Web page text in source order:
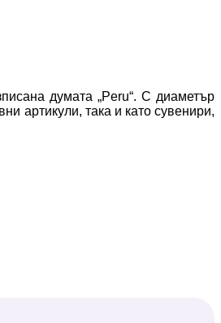
думата „Peru“. С диаметър
артикули, така и като сувенири,